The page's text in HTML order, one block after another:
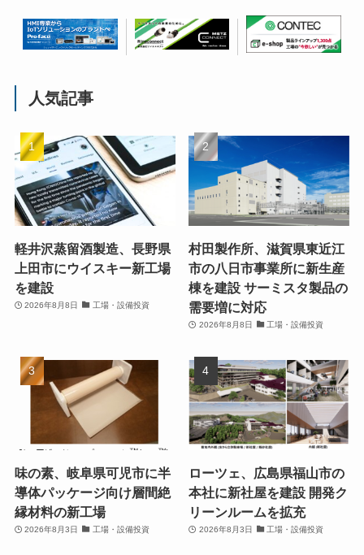
人気記事
軽井沢蒸留酒製造、長野県
上田市にウイスキー新工場
を建設
2026年8月8日 工場・設備投資
村田製作所、滋賀県東近江
市の八日市事業所に新生産
棟を建設 サーミスタ製品の
需要増に対応
2026年8月8日 工場・設備投資
味の素、岐阜県可児市に半
導体パッケージ向け層間絶
縁材料の新工場
2026年8月3日 工場・設備投資
ローツェ、広島県福山市の
本社に新社屋を建設 開発ク
リーンルームを拡充
2026年8月3日 工場・設備投資